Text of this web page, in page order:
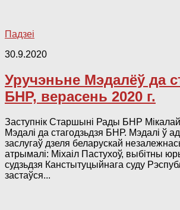
Падзеі
30.9.2020
Уручэньне Мэдалёў да
БНР, верасень 2020 г.
Заступнік Старшыні Рады БНР
Мэдалі да стагодзьдзя БНР. Мэдалі ў
заслугаў дзеля беларускай
атрымалі: Міхаіл Пастухоў, выбітны
судзьдзя Канстытуцыйнага суду
застаўся...